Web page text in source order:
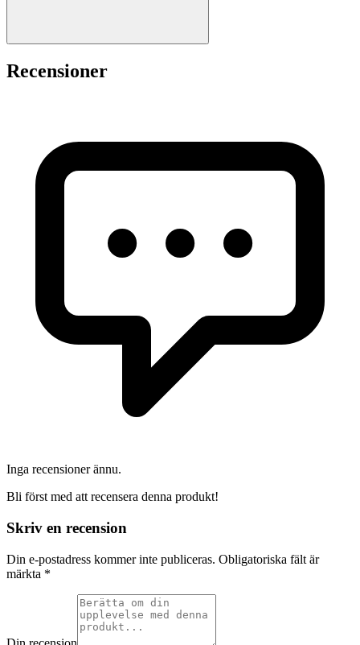
Recensioner
Inga recensioner ännu.
Bli först med att recensera denna produkt!
Skriv en recension
Din e-postadress kommer inte publiceras. Obligatoriska fält är
märkta *